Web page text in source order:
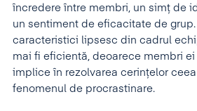
încredere între membri, un simț de
un sentiment de eficacitate de
caracteristici lipsesc din cadrul
mai fi eficientă, deoarece membri ei
implice în rezolvarea cerințelor
fenomenul de procrastinare.